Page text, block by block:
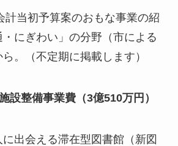
当初予算案のおもな事業の紹
にぎわい」の分野（市による
。（不定期に掲載します）
設整備事業費（3億510万円）
出会える滞在型図書館（新図